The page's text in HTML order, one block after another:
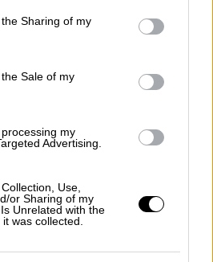
usage behaviour. You may click to
Google and its third-party tags to
purposes in below Google
Sharing of my
Sale of my
my
Advertising.
Use,
or Sharing of my
Unrelated with the
was collected.
κεφάλι.
παροχή των πρώτων
λόγω της κρισιμότητας
στο Γενικό
όπουδιαπιστώθηκε
κάκωση
και κρίθηκε
στο Πανεπιστημιακό